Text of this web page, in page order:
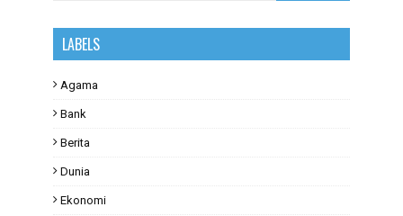
LABELS
Agama
Bank
Berita
Dunia
Ekonomi